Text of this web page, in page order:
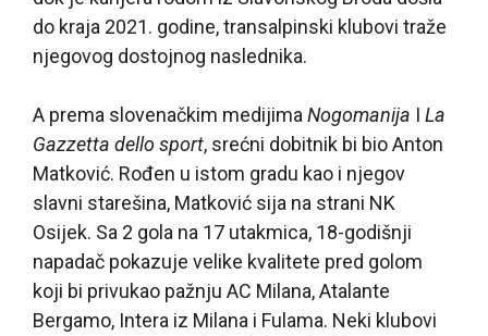
do kraja 2021. godine, transalpinski klubovi traže
njegovog dostojnog naslednika.
A prema slovenačkim medijima Nogomanija I La
Gazzetta dello sport, srećni dobitnik bi bio Anton
Matković. Rođen u istom gradu kao i njegov
slavni starešina, Matković sija na strani NK
Osijek. Sa 2 gola na 17 utakmica, 18-godišnji
napadač pokazuje velike kvalitete pred golom
koji bi privukao pažnju AC Milana, Atalante
Bergamo, Intera iz Milana i Fulama. Neki klubovi